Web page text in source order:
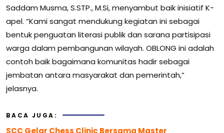
Saddam Musma, S.STP., M.Si, menyambut baik inisiatif K-
apel. “Kami sangat mendukung kegiatan ini sebagai
bentuk penguatan literasi publik dan sarana partisipasi
warga dalam pembangunan wilayah. OBLONG ini adalah
contoh baik bagaimana komunitas hadir sebagai
jembatan antara masyarakat dan pemerintah,”
jelasnya.
BACA JUGA:
SCC Gelar Chess Clinic Bersama Master